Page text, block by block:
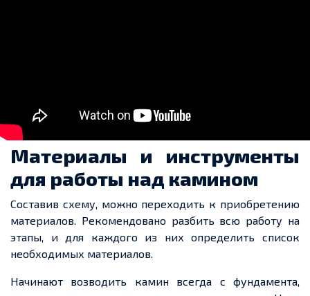
Материалы и инструменты
для работы над камином
Составив схему, можно переходить к приобретению
материалов. Рекомендовано разбить всю работу на
этапы, и для каждого из них определить список
необходимых материалов.
Начинают возводить камин всегда с фундамента,